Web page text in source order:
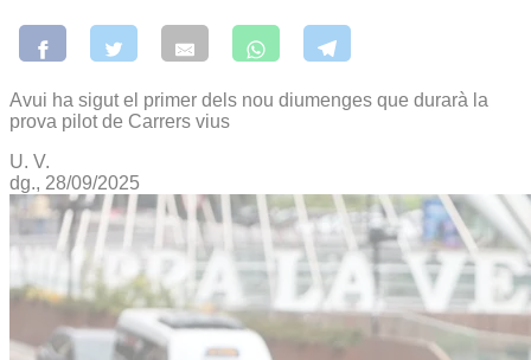
Avui ha sigut el primer dels nou diumenges que durarà la
prova pilot de Carrers vius
U. V.
dg., 28/09/2025